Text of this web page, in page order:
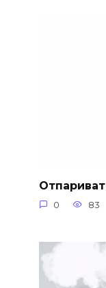
0 83